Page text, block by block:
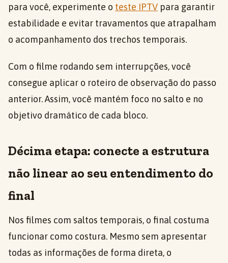
para você, experimente o teste IPTV para garantir
estabilidade e evitar travamentos que atrapalham
o acompanhamento dos trechos temporais.
Com o filme rodando sem interrupções, você
consegue aplicar o roteiro de observação do passo
anterior. Assim, você mantém foco no salto e no
objetivo dramático de cada bloco.
Décima etapa: conecte a estrutura
não linear ao seu entendimento do
final
Nos filmes com saltos temporais, o final costuma
funcionar como costura. Mesmo sem apresentar
todas as informações de forma direta, o